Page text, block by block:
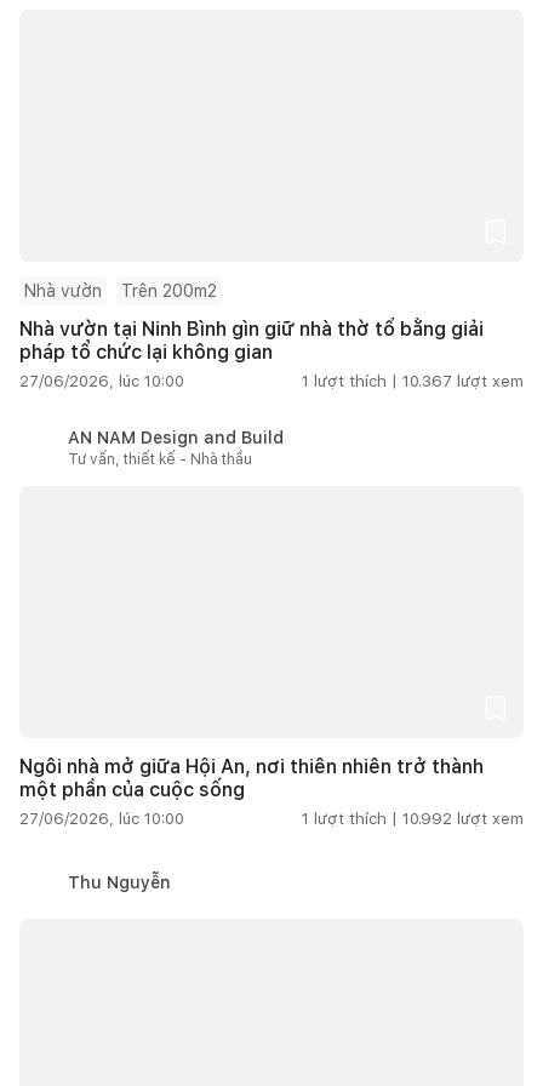
Nhà vườn Trên 200m2
Nhà vườn tại Ninh Bình gìn giữ nhà thờ tổ bằng giải
pháp tổ chức lại không gian
27/06/2026, lúc 10:00 1 lượt thích | 10.367 lượt xem
AN NAM Design and Build
Tư vấn, thiết kế - Nhà thầu
Ngôi nhà mở giữa Hội An, nơi thiên nhiên trở thành
một phần của cuộc sống
27/06/2026, lúc 10:00 1 lượt thích | 10.992 lượt xem
Thu Nguyễn